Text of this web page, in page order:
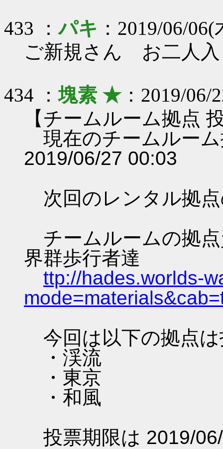
433 ：パキ ：2019/06/
ご新規さん お二人入
434 ：塊素 ★：2019/06/
【チームルーム拠点
現在のチームルー
2019/06/27 00:03
次回のレンタル拠
チームルームの拠
界群歩行者達
ttp://hades.worlds-
今回は以下の拠点
・渓流
・東京
・和風
投票期限は 2019/